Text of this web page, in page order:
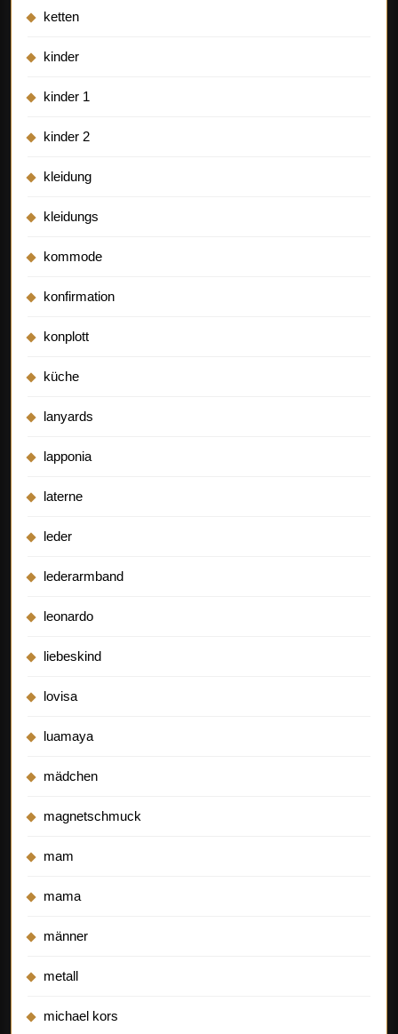
ketten
kinder
kinder 1
kinder 2
kleidung
kleidungs
kommode
konfirmation
konplott
küche
lanyards
lapponia
laterne
leder
lederarmband
leonardo
liebeskind
lovisa
luamaya
mädchen
magnetschmuck
mam
mama
männer
metall
michael kors